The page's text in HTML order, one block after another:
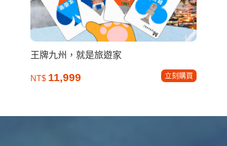
王牌九州，就是旅遊家
NT$ 11,999 立刻購買